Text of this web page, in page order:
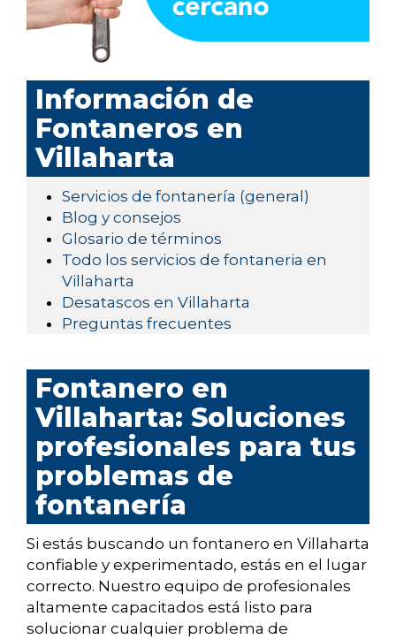
Información de
Fontaneros en
Villaharta
Servicios de fontanería (general)
Blog y consejos
Glosario de términos
Todo los servicios de fontaneria en
Villaharta
Desatascos en Villaharta
Preguntas frecuentes
Fontanero en
Villaharta: Soluciones
profesionales para tus
problemas de
fontanería
Si estás buscando un fontanero en Villaharta
confiable y experimentado, estás en el lugar
correcto. Nuestro equipo de profesionales
altamente capacitados está listo para
solucionar cualquier problema de